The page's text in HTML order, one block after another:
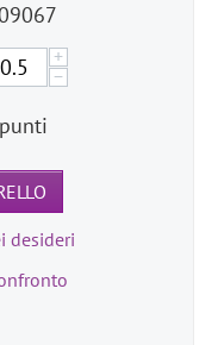
+
−
desideri